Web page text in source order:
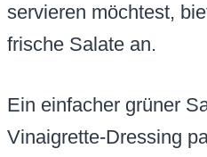
servieren möchtest,
frische Salate an.
Ein einfacher grüner
Vinaigrette-Dressing